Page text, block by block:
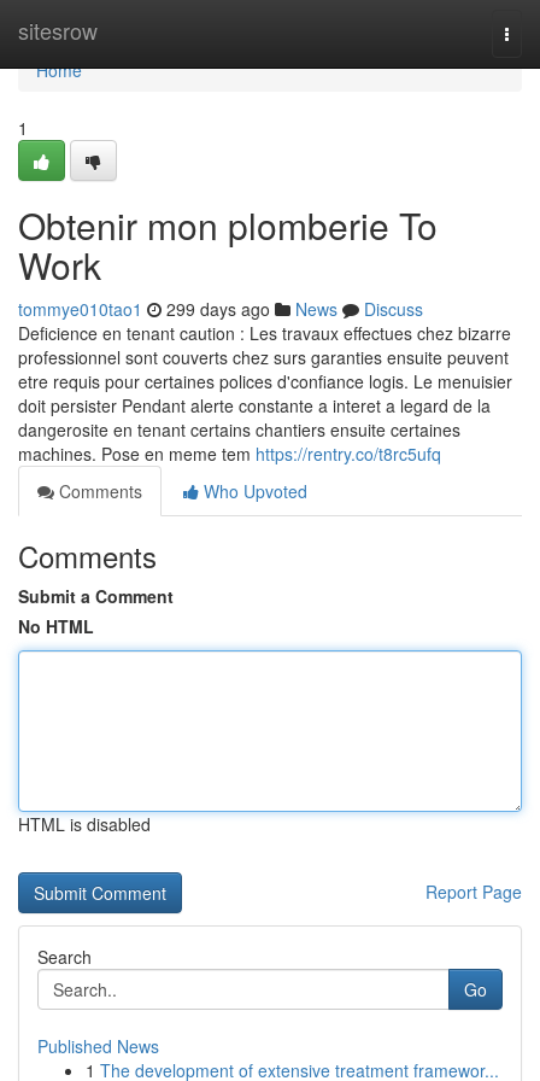
sitesrow
Home
Home
1
Obtenir mon plomberie To
Work
tommye010tao1 299 days ago News
Discuss
Deficience en tenant caution : Les travaux effectues chez bizarre
professionnel sont couverts chez surs garanties ensuite peuvent
etre requis pour certaines polices d'confiance logis. Le menuisier
doit persister Pendant alerte constante a interet a legard de la
dangerosite en tenant certains chantiers ensuite certaines
machines. Pose en meme tem https://rentry.co/t8rc5ufq
Comments
Who Upvoted
Comments
Submit a Comment
No HTML
HTML is disabled
Report Page
Search
Go
Published News
1 The development of extensive treatment framewor...